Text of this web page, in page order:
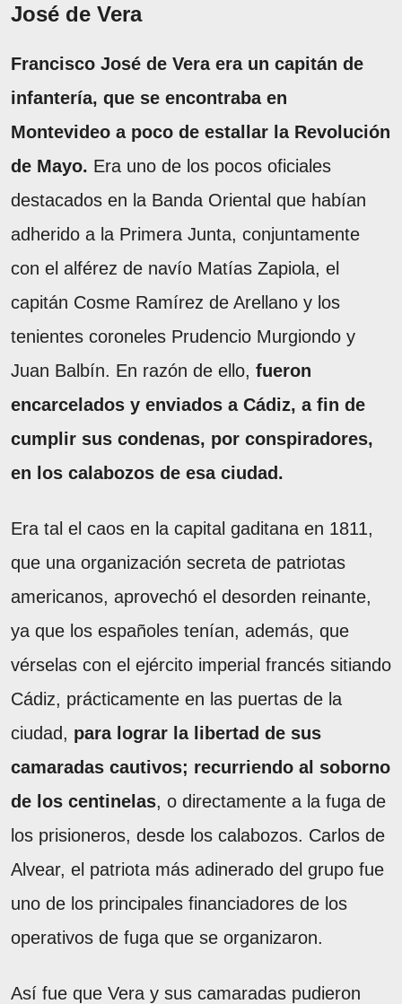
José de Vera
Francisco José de Vera era un capitán de
infantería, que se encontraba en
Montevideo a poco de estallar la Revolución
de Mayo. Era uno de los pocos oficiales
destacados en la Banda Oriental que habían
adherido a la Primera Junta, conjuntamente
con el alférez de navío Matías Zapiola, el
capitán Cosme Ramírez de Arellano y los
tenientes coroneles Prudencio Murgiondo y
Juan Balbín. En razón de ello, fueron
encarcelados y enviados a Cádiz, a fin de
cumplir sus condenas, por conspiradores,
en los calabozos de esa ciudad.
Era tal el caos en la capital gaditana en 1811,
que una organización secreta de patriotas
americanos, aprovechó el desorden reinante,
ya que los españoles tenían, además, que
vérselas con el ejército imperial francés sitiando
Cádiz, prácticamente en las puertas de la
ciudad, para lograr la libertad de sus
camaradas cautivos; recurriendo al soborno
de los centinelas, o directamente a la fuga de
los prisioneros, desde los calabozos. Carlos de
Alvear, el patriota más adinerado del grupo fue
uno de los principales financiadores de los
operativos de fuga que se organizaron.
Así fue que Vera y sus camaradas pudieron